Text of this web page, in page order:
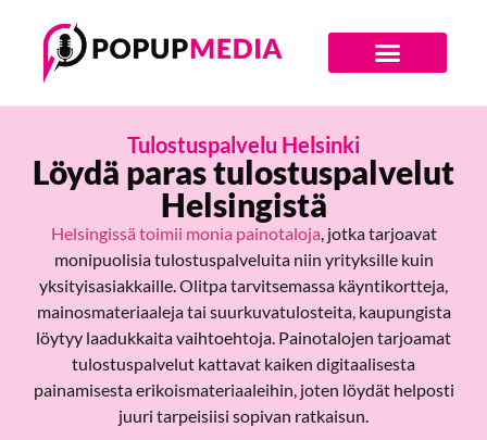
Tulostuspalvelu Helsinki
Löydä paras tulostuspalvelut
Helsingistä
Helsingissä toimii monia painotaloja, jotka tarjoavat
monipuolisia tulostuspalveluita niin yrityksille kuin
yksityisasiakkaille. Olitpa tarvitsemassa käyntikortteja,
mainosmateriaaleja tai suurkuvatulosteita, kaupungista
löytyy laadukkaita vaihtoehtoja. Painotalojen tarjoamat
tulostuspalvelut kattavat kaiken digitaalisesta
painamisesta erikoismateriaaleihin, joten löydät helposti
juuri tarpeisiisi sopivan ratkaisun.